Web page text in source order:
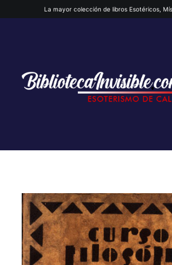
La mayor colección de libros Esotéricos,
INICIO
QUIENES SOMOS